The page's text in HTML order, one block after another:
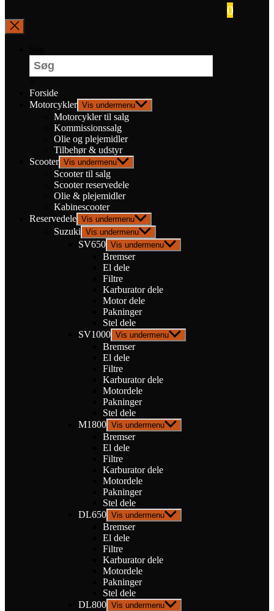
0
Forside
Motorcykler Vis undermenu
Motorcykler til salg
Kommissionssalg
Olie og plejemidler
Tilbehør & udstyr
Scooter Vis undermenu
Scooter til salg
Scooter reservedele
Olie & plejemidler
Kabinescooter
Reservedele Vis undermenu
Suzuki Vis undermenu
SV650 Vis undermenu
Bremser
El dele
Filtre
Karburator dele
Motor dele
Pakninger
Stel dele
SV1000 Vis undermenu
Bremser
El dele
Filtre
Karburator dele
Motordele
Pakninger
Stel dele
M1800 Vis undermenu
Bremser
El dele
Filtre
Karburator dele
Motordele
Pakninger
Stel dele
DL650 Vis undermenu
Bremser
El dele
Filtre
Karburator dele
Motordele
Pakninger
Stel dele
DL800 Vis undermenu